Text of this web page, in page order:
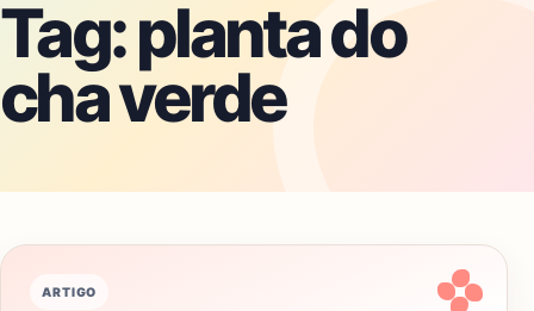
Tag:planta do
cha verde
ARTIGO